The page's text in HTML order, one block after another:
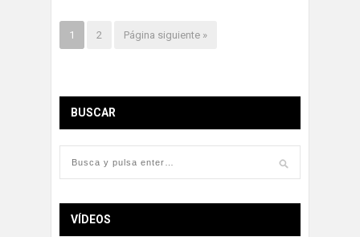
1 2 Página siguiente »
BUSCAR
VÍDEOS